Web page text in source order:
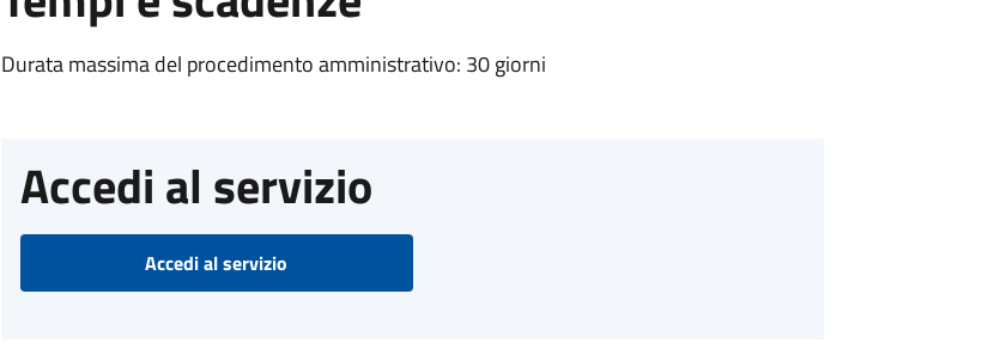
Durata massima del procedimento amministrativo: 30 giorni
Accedi al servizio
Accedi al servizio